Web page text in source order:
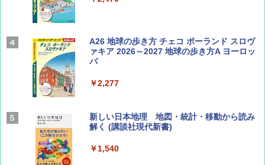
Coyote No.89 特集 星野道夫 夢見る旅
￥1,540
AIRLINE（エアライン）2026年9月号【特
集】ボーイング110周年を祝して！
￥1,760
A26 地球の歩き方 チェコ ポーランド スロヴ
ァキア 2026～2027 地球の歩き方A ヨーロッ
パ
￥2,277
新しい日本地理 地図・統計・移動から読み
解く (講談社現代新書)
￥1,540